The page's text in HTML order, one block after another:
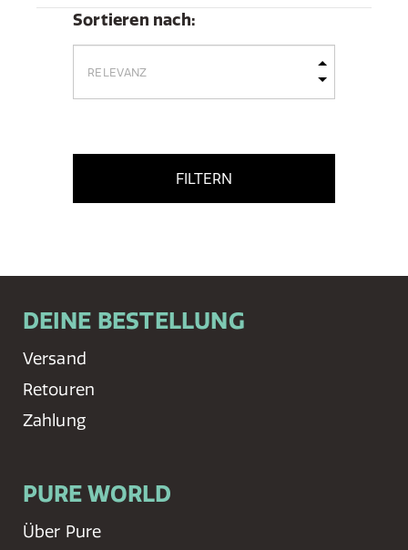
Sortieren nach:
FILTERN
DEINE BESTELLUNG
Versand
Retouren
Zahlung
PURE WORLD
Über Pure